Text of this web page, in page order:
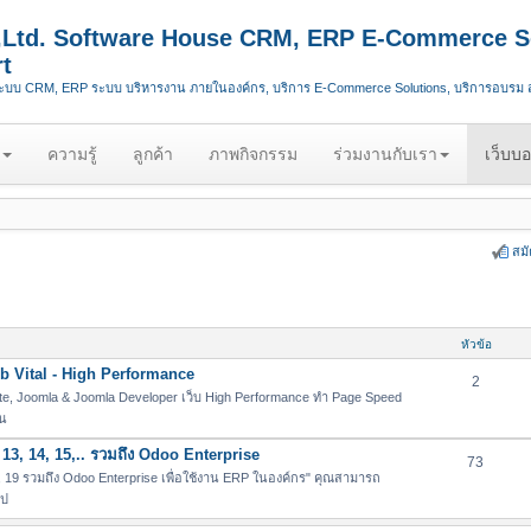
Software House CRM, ERP E-Commerce
บ CRM, ERP ระบบ บริหารงาน ภายในองค์กร, บริการ E-Commerce Solutions, บริการอบรม
ความรู้ ลูกค้า ภาพกิจกรรม ร่วมงานกับเรา เว็บบ
สมั
หัวข้อ
Vital - High Performance
& Joomla Developer เว็บ High Performance ทำ Page Speed
2
14, 15,.. รวมถึง Odoo Enterprise
รวมถึง Odoo Enterprise เพื่อใช้งาน ERP ในองค์กร" คุณสามารถ
73